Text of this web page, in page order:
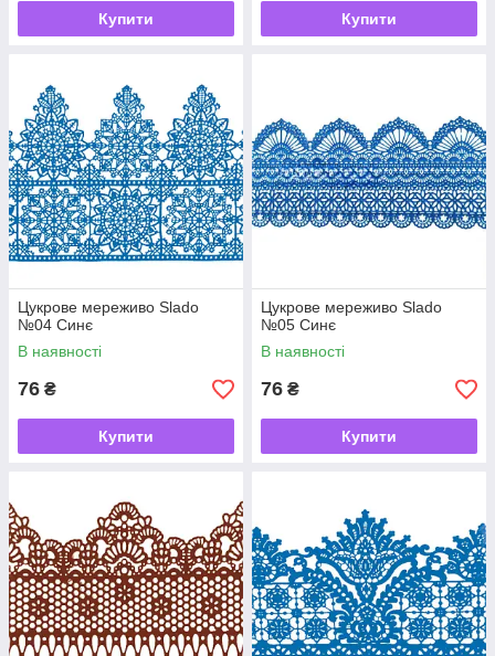
Купити Купити
Цукрове мереживо Slado
№04 Синє
В наявності
76 ₴
Купити
Цукрове мереживо Slado
№05 Синє
В наявності
76 ₴
Купити